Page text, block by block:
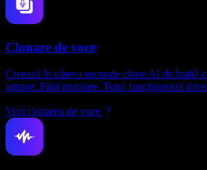
Clonare de voce
Creează în câteva secunde clone AI de înaltă
umane. Fără instalare. Totul funcționează
Vezi clonarea de voce